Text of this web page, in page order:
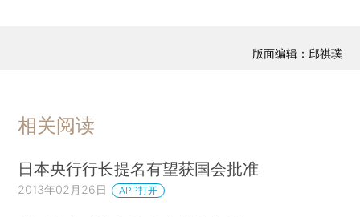
版面编辑：邱祺璞
相关阅读
日本央行行长提名有望获国会批准
2013年02月26日 APP打开